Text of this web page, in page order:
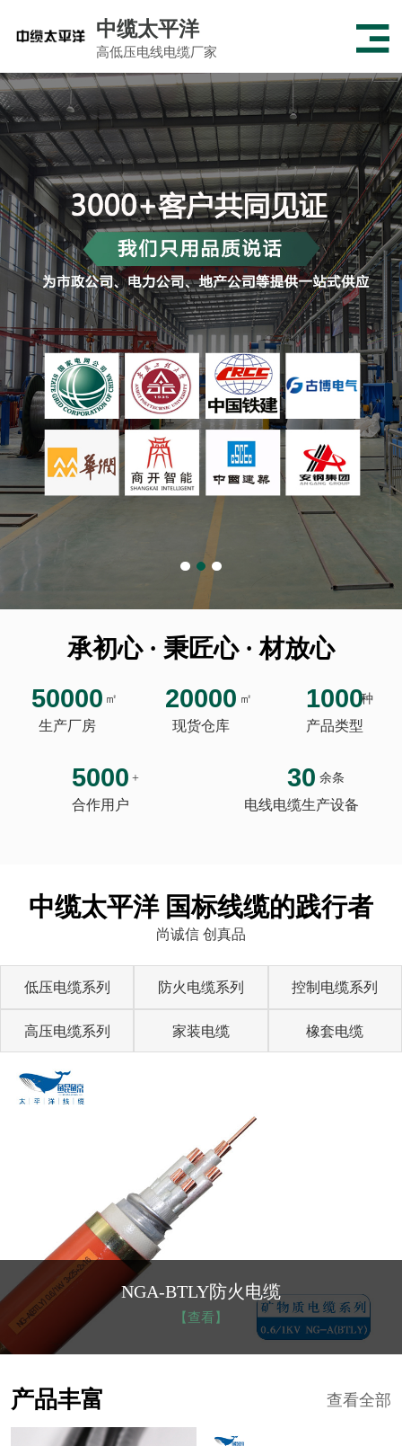
中缆太平洋
高低压电线电缆厂家
承初心 · 秉匠心 · 材放心
50000 ㎡
生产厂房
20000 ㎡
现货仓库
1000种
产品类型
5000 +
合作用户
30 余条
电线电缆生产设备
中缆太平洋 国标线缆的践行者
尚诚信 创真品
低压电缆系列 防火电缆系列 控制电缆系列
高压电缆系列 家装电缆 橡套电缆
NGA-BTLY防火电缆
【查看】
查看全部
产品丰富